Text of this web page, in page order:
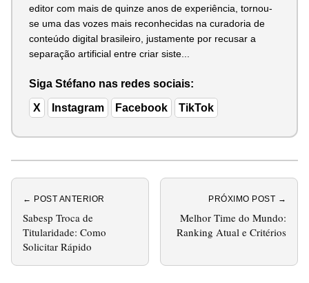
editor com mais de quinze anos de experiência, tornou-
se uma das vozes mais reconhecidas na curadoria de
conteúdo digital brasileiro, justamente por recusar a
separação artificial entre criar siste...
Siga Stéfano nas redes sociais:
X Instagram Facebook TikTok
← POST ANTERIOR
Sabesp Troca de
Titularidade: Como
Solicitar Rápido
PRÓXIMO POST →
Melhor Time do Mundo:
Ranking Atual e Critérios